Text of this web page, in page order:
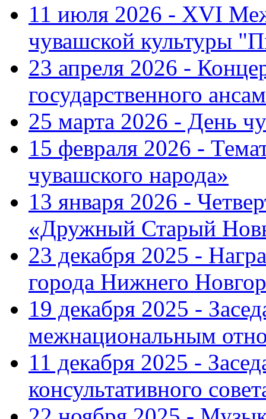
11 июля 2026 - XVI
чувашской культуры
23 апреля 2026 -
государственного
25 марта 2026 - День
15 февраля 2026 -
чувашского народа»
13 января 2026 -
«Дружный Старый
23 декабря 2025 -
города Нижнего
19 декабря 2025 -
межнациональным
11 декабря 2025 -
консультативного